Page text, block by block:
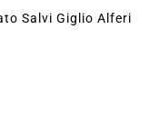
Salvi Giglio Alferi